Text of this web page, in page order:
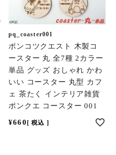
pq_coaster001
ポンコツクエスト 木製コ
ースター 丸 全7種 2カラー
単品 グッズ おしゃれ かわ
いい コースター 丸型 カフ
ェ 茶たく インテリア雑貨
ポンクエ コースター 001
¥660 税込